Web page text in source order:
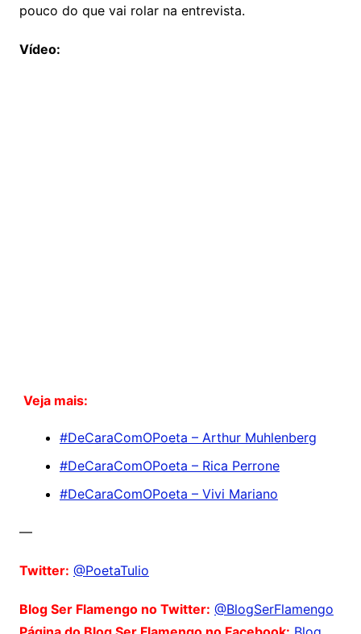
pouco do que vai rolar na entrevista.
Vídeo:
Veja mais:
#DeCaraComOPoeta – Arthur Muhlenberg
#DeCaraComOPoeta – Rica Perrone
#DeCaraComOPoeta – Vivi Mariano
—
Twitter: @PoetaTulio
Blog Ser Flamengo no Twitter: @BlogSerFlamengo